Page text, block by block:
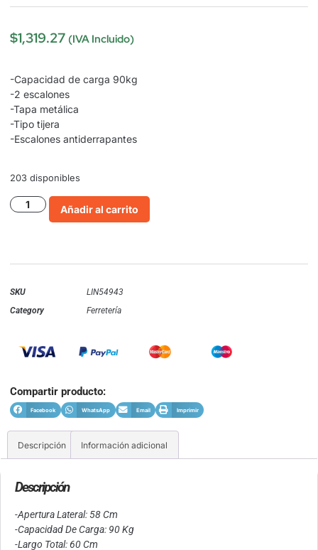
$1,319.27 (IVA Incluido)
-Capacidad de carga 90kg
-2 escalones
-Tapa metálica
-Tipo tijera
-Escalones antiderrapantes
203 disponibles
Añadir al carrito
SKU
LIN54943
Category
Ferretería
Compartir producto:
Facebook WhatsApp Email Imprimir
Descripción Información adicional
Descripción
-Apertura Lateral: 58 Cm
-Capacidad De Carga: 90 Kg
-Largo Total: 60 Cm